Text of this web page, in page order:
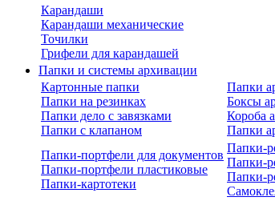
Карандаши
Карандаши механические
Точилки
Грифели для карандашей
Папки и системы архивации
Картонные папки
Папки на резинках
Папки дело с завязками
Папки с клапаном
Папки
Боксы
Короба
Папки
Папки-портфели для документов
Папки-портфели пластиковые
Папки-картотеки
Папки-
Папки-
Папки-